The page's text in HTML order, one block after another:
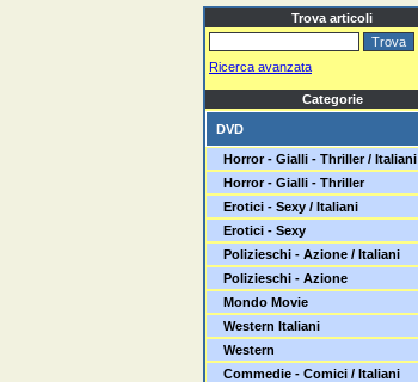
Trova articoli
Ricerca avanzata
Categorie
DVD
Horror - Gialli - Thriller / Italiani
Horror - Gialli - Thriller
Erotici - Sexy / Italiani
Erotici - Sexy
Polizieschi - Azione / Italiani
Polizieschi - Azione
Mondo Movie
Western Italiani
Western
Commedie - Comici / Italiani